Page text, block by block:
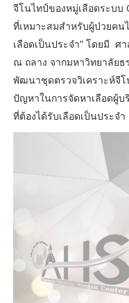
จีโนไทป์ของหมู่เลือดระบบ
ที่เหมาะสมสำหรับผู้ป่วยคน
เลือดเป็นประจำ” โดยมี ศ
ณ ถลาง จากมหาวิทยาลัยธ
พัฒนาชุดตรวจวิเคราะห์จี
ปัญหาในการจัดหาเลือดผู้บ
ที่ต้องได้รับเลือดเป็นประจำ